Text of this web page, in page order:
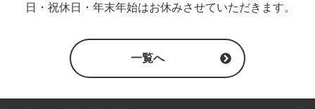
日・祝休日・年末年始はお休みさせていただきます。
一覧へ